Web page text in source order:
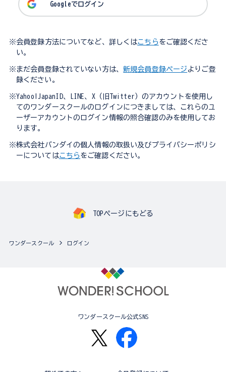
Googleでログイン
※会員登録方法についてなど、詳しくはこちら をご確認くださ
い。
※まだ会員登録されていない方は、 新規会員登録ページ よりご登
録ください。
※Yahoo!JapanID、LINE、X（旧Twitter）のアカウントを使用し
てのワンダースクールのログインにつきましては、これらのユ
ーザーアカウントのログイン情報の照合確認のみを使用してお
ります。
※株式会社バンダイの個人情報の取扱い及びプライバシーポリシ
ーについてはこちら をご確認ください。
TOPページにもどる
ワンダースクール ログイン
ワンダースクール公式SNS